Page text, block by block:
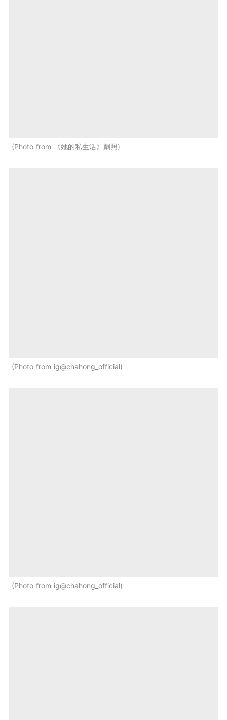
Photo from 《她的私生活》劇照
Photo from ig@chahong_official
Photo from ig@chahong_official